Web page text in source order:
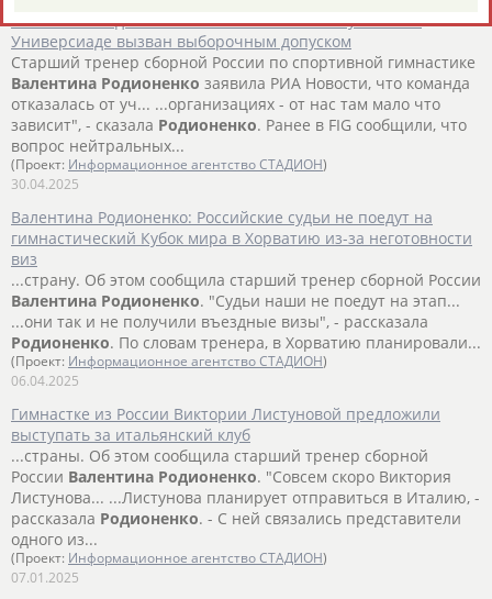
Валентина Родионенко: Отказ гимнасток от участия в
Универсиаде вызван выборочным допуском
Старший тренер сборной России по спортивной гимнастике
Валентина Родионенко заявила РИА Новости, что команда
отказалась от уч... ...организациях - от нас там мало что
зависит", - сказала Родионенко. Ранее в FIG сообщили, что
вопрос нейтральных...
(Проект: Информационное агентство СТАДИОН)
30.04.2025
Валентина Родионенко: Российские судьи не поедут на
гимнастический Кубок мира в Хорватию из-за неготовности
виз
...страну. Об этом сообщила старший тренер сборной России
Валентина Родионенко. "Судьи наши не поедут на этап...
...они так и не получили въездные визы", - рассказала
Родионенко. По словам тренера, в Хорватию планировали...
(Проект: Информационное агентство СТАДИОН)
06.04.2025
Гимнастке из России Виктории Листуновой предложили
выступать за итальянский клуб
...страны. Об этом сообщила старший тренер сборной
России Валентина Родионенко. "Совсем скоро Виктория
Листунова... ...Листунова планирует отправиться в Италию, -
рассказала Родионенко. - С ней связались представители
одного из...
(Проект: Информационное агентство СТАДИОН)
07.01.2025